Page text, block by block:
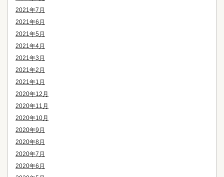
2021年7月
2021年6月
2021年5月
2021年4月
2021年3月
2021年2月
2021年1月
2020年12月
2020年11月
2020年10月
2020年9月
2020年8月
2020年7月
2020年6月